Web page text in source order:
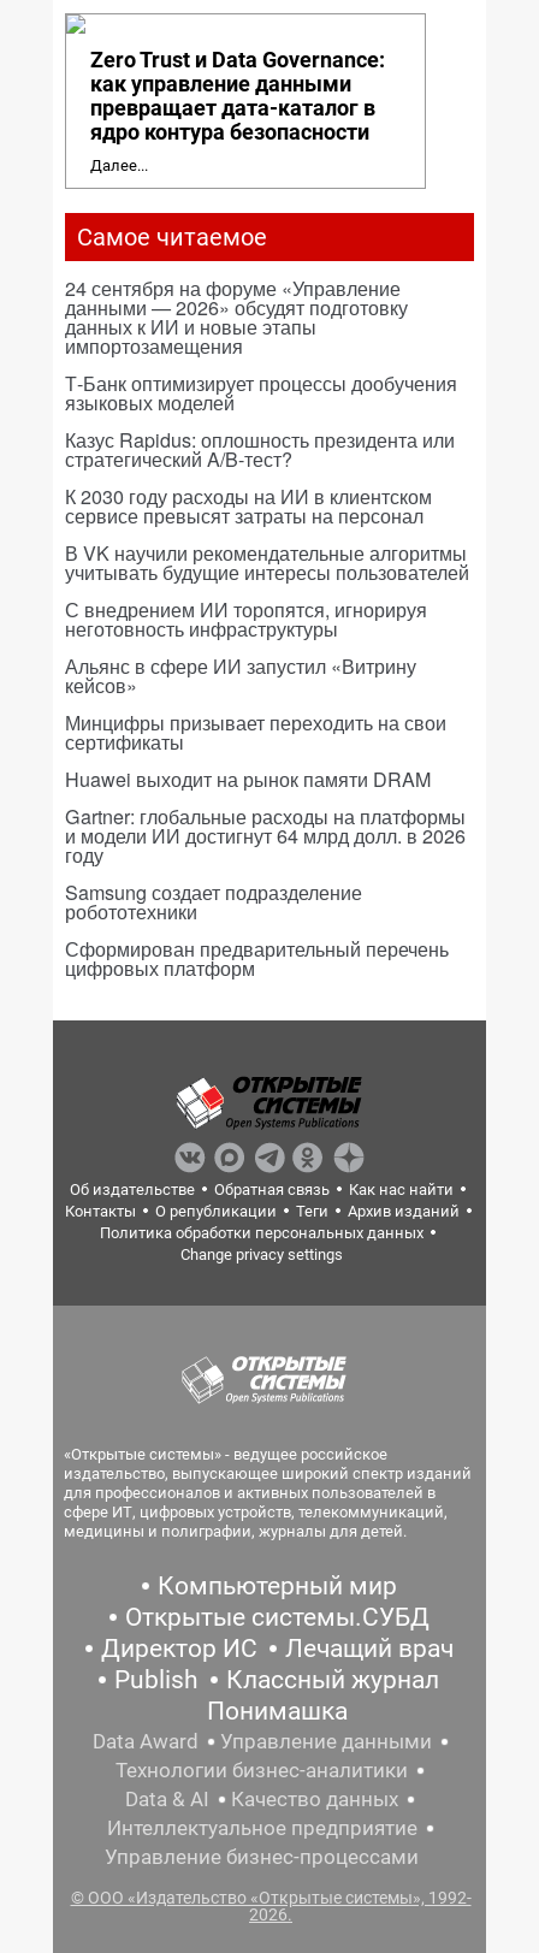
Zero Trust и Data Governance:
как управление данными
превращает дата-каталог в
ядро контура безопасности
Далее...
Самое читаемое
24 сентября на форуме «Управление
данными — 2026» обсудят подготовку
данных к ИИ и новые этапы
импортозамещения
Т-Банк оптимизирует процессы дообучения
языковых моделей
Казус Rapidus: оплошность президента или
стратегический A/B-тест?
К 2030 году расходы на ИИ в клиентском
сервисе превысят затраты на персонал
В VK научили рекомендательные алгоритмы
учитывать будущие интересы пользователей
С внедрением ИИ торопятся, игнорируя
неготовность инфраструктуры
Альянс в сфере ИИ запустил «Витрину
кейсов»
Минцифры призывает переходить на свои
сертификаты
Huawei выходит на рынок памяти DRAM
Gartner: глобальные расходы на платформы
и модели ИИ достигнут 64 млрд долл. в 2026
году
Samsung создает подразделение
робототехники
Сформирован предварительный перечень
цифровых платформ
Об издательстве Обратная связь
Как нас найти
Контакты
О републикации Теги
Архив изданий
Политика обработки персональных данных
Change privacy settings
«Открытые системы» - ведущее российское
издательство, выпускающее широкий спектр изданий
для профессионалов и активных пользователей в
сфере ИТ, цифровых устройств, телекоммуникаций,
медицины и полиграфии, журналы для детей.
Компьютерный мир
Открытые системы.СУБД
Директор ИС
Лечащий врач
Publish
Классный журнал
Понимашка
Data Award
Управление данными
Технологии бизнес-аналитики
Data & AI
Качество данных
Интеллектуальное предприятие
Управление бизнес-процессами
© ООО «Издательство «Открытые системы», 1992-
2026.